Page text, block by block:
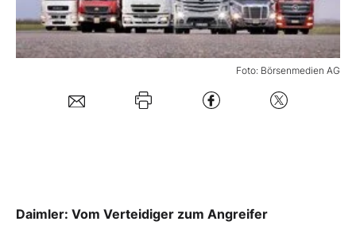
Mein Konto
Folgen Sie uns
Foto: Börsenmedien AG
Daimler: Vom Verteidiger zum Angreifer